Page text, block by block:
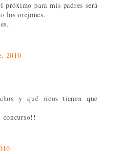
próximo para mis padres será
los orejones.
2010
y qué ricos tienen que
concurso!!